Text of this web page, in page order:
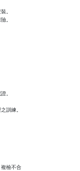
。
。
。
訓練。
檢不合